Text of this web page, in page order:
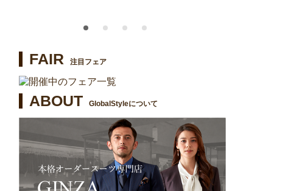
FAIR 注目フェア
ABOUT GlobalStyleについて